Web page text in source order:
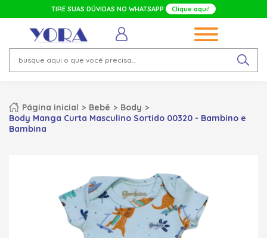
TIRE SUAS DÚVIDAS NO WHATSAPP Clique aqui!
Página inicial Bebê
Body
Body Manga Curta Masculino Sortido 00320 - Bambino e
Bambina